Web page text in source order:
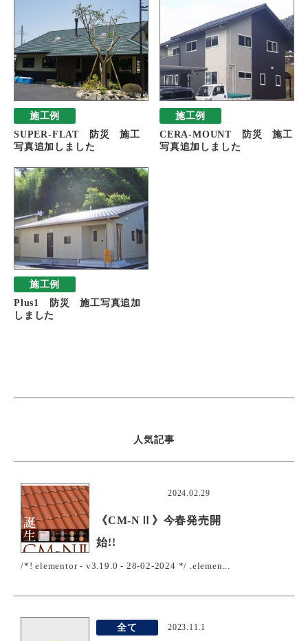
施工例
SUPER-FLAT 防災 施工
写真追加しました
施工例
CERA-MOUNT 防災 施工
写真追加しました
施工例
Plus1 防災 施工写真追加
しました
人気記事
2024.02.29
《CM-NⅡ》今春発売開
始!!
/*! elementor - v3.19.0 - 28-02-2024 */ .elemen...
全て 2023.11.1